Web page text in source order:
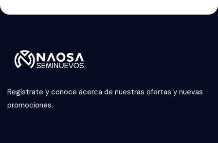
Regístrate y conoce acerca de nuestras ofertas y nuevas
promociones.